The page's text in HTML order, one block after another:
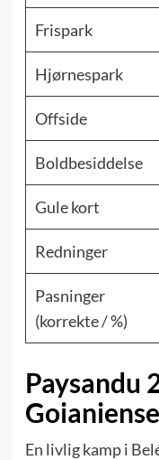
Frispark
Hjørnespark
Offside
Boldbesiddelse
Gule kort
Redninger
Pasninger
(korrekte / %)
Paysandu
Goianiense
En livlig kamp i